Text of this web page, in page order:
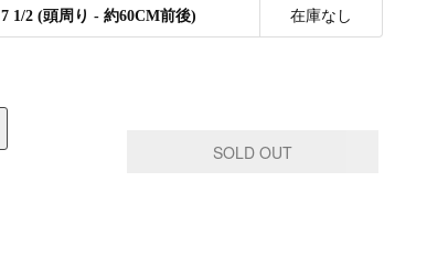
7 1/2 (頭周り - 約60CM前後) 在庫なし